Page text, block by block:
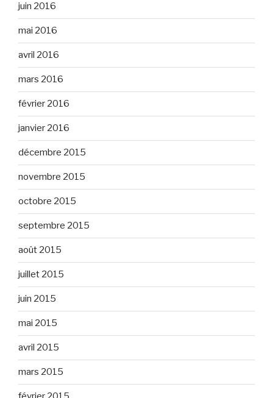
juin 2016
mai 2016
avril 2016
mars 2016
février 2016
janvier 2016
décembre 2015
novembre 2015
octobre 2015
septembre 2015
août 2015
juillet 2015
juin 2015
mai 2015
avril 2015
mars 2015